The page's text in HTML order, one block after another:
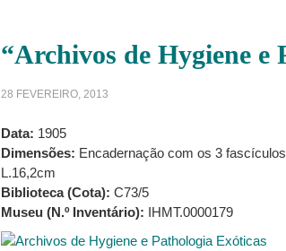
“Archivos de Hygiene e
28 FEVEREIRO, 2013
Data: 1905
Dimensões: Encadernação com os 3
L.16,2cm
Biblioteca (Cota): C73/5
Museu (N.º Inventário): IHMT.0000179